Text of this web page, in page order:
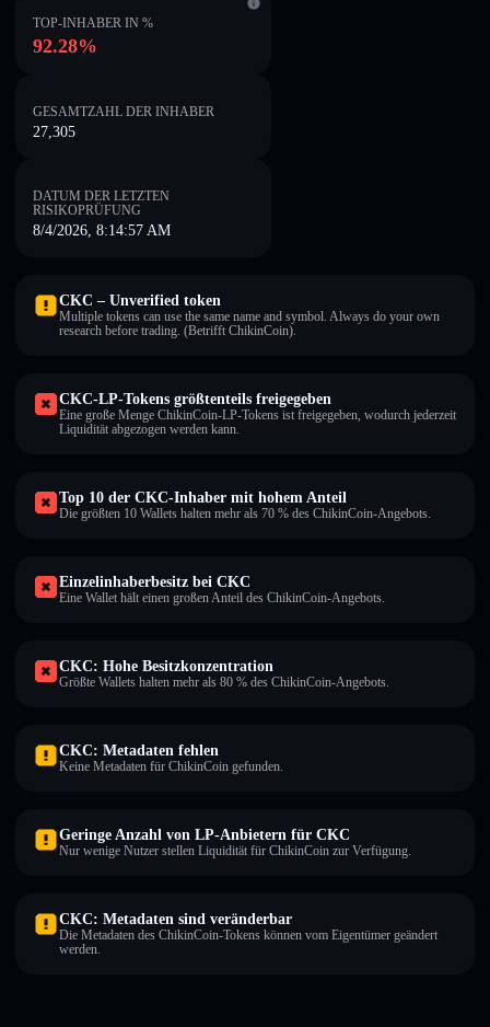
TOP-INHABER IN %
92.28%
GESAMTZAHL DER INHABER
27,305
DATUM DER LETZTEN
RISIKOPRÜFUNG
8/4/2026, 8:14:57 AM
CKC – Unverified token
Multiple tokens can use the same name and symbol. Always do your own
research before trading. (Betrifft ChikinCoin).
CKC-LP-Tokens größtenteils freigegeben
Eine große Menge ChikinCoin-LP-Tokens ist freigegeben, wodurch jederzeit
Liquidität abgezogen werden kann.
Top 10 der CKC-Inhaber mit hohem Anteil
Die größten 10 Wallets halten mehr als 70 % des ChikinCoin-Angebots.
Einzelinhaberbesitz bei CKC
Eine Wallet hält einen großen Anteil des ChikinCoin-Angebots.
CKC: Hohe Besitzkonzentration
Größte Wallets halten mehr als 80 % des ChikinCoin-Angebots.
CKC: Metadaten fehlen
Keine Metadaten für ChikinCoin gefunden.
Geringe Anzahl von LP-Anbietern für CKC
Nur wenige Nutzer stellen Liquidität für ChikinCoin zur Verfügung.
CKC: Metadaten sind veränderbar
Die Metadaten des ChikinCoin-Tokens können vom Eigentümer geändert
werden.